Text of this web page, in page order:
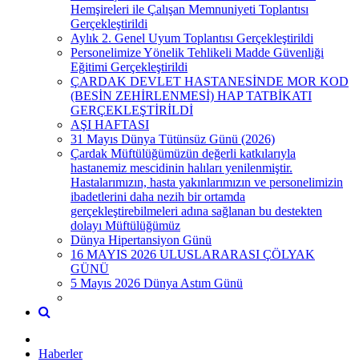
Hemşireleri ile Çalışan Memnuniyeti Toplantısı
Gerçekleştirildi
Aylık 2. Genel Uyum Toplantısı Gerçekleştirildi
Personelimize Yönelik Tehlikeli Madde Güvenliği
Eğitimi Gerçekleştirildi
ÇARDAK DEVLET HASTANESİNDE MOR KOD
(BESİN ZEHİRLENMESİ) HAP TATBİKATI
GERÇEKLEŞTİRİLDİ
AŞI HAFTASI
31 Mayıs Dünya Tütünsüz Günü (2026)
Çardak Müftülüğümüzün değerli katkılarıyla
hastanemiz mescidinin halıları yenilenmiştir.
Hastalarımızın, hasta yakınlarımızın ve personelimizin
ibadetlerini daha nezih bir ortamda
gerçekleştirebilmeleri adına sağlanan bu destekten
dolayı Müftülüğümüz
Dünya Hipertansiyon Günü
16 MAYIS 2026 ULUSLARARASI ÇÖLYAK
GÜNÜ
5 Mayıs 2026 Dünya Astım Günü
Haberler